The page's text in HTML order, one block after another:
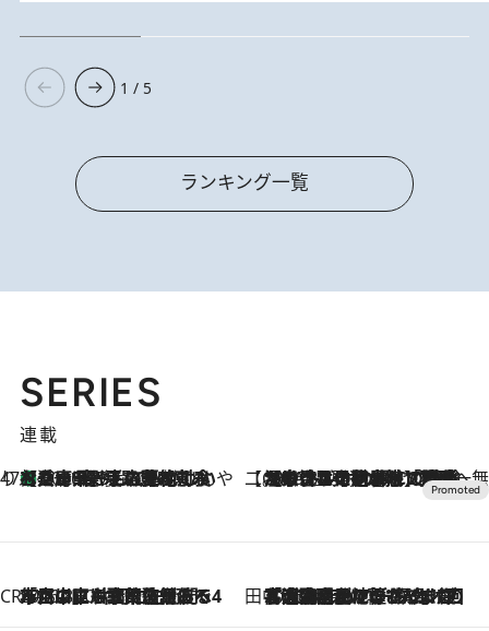
1 / 5
ランキング一覧
SERIES
連載
47都道府県の手みやげ ひんやりスイーツで夏を満喫
2026.8.8
【兵庫県】この夏絶対食べたい 冷やしておいしいおやつ3選 淡路島の恵みをジェラートに集約 【CREA×星野リゾート】唯一無二。癒しと発見が待つ場所へ
2026.8.7
【トンボの足水浴】ヒノキの香りに包まれて涼感マックス！約13℃の湧水かけ流しを避暑地「星野温泉 トンボの湯」で体験
CREA'S CHOICE
2026.8.7
「立川にも歌舞伎があるんだよ」 片岡仁左衛門・市川中車ら豪華座組みで4年目の立川立飛歌舞伎へ 田中稲の勝手に再ブーム
2026.8.7
「湘南乃風に憧れて」観客大盛上がりの“タオル回し”に、ラッパー顔負けの高速歌唱まで…さだまさし（74）のアグレッシブすぎる現在地